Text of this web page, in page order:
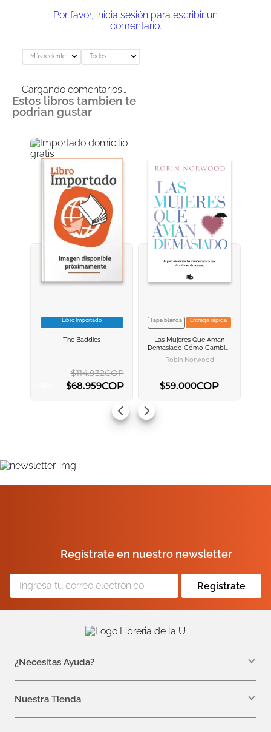
Por favor, inicia sesión para escribir un
comentario.
Más reciente Todos
Cargando comentarios…
Estos libros tambien te
podrian gustar
VER INFORMACION
Libro Importado
The Baddies
$114.932COP
$68.959COP
VER INFORMACION
AGREGAR AL
Tapa blanda Entrega rápida
Las Mujeres Que Aman
Demasiado Cómo Cambiar
Nuestra Manera De Amar Y
Así Dejar De Sufrir
Robin Norwood
$59.000COP
Regístrate en nuestro newsletter
Regístrate
¿Necesitas Ayuda?
WhatsApp +57 310 7157616
servicioalcliente@libreriadelau.com
Nuestra Tienda
Librería de la U - Teusaquillo